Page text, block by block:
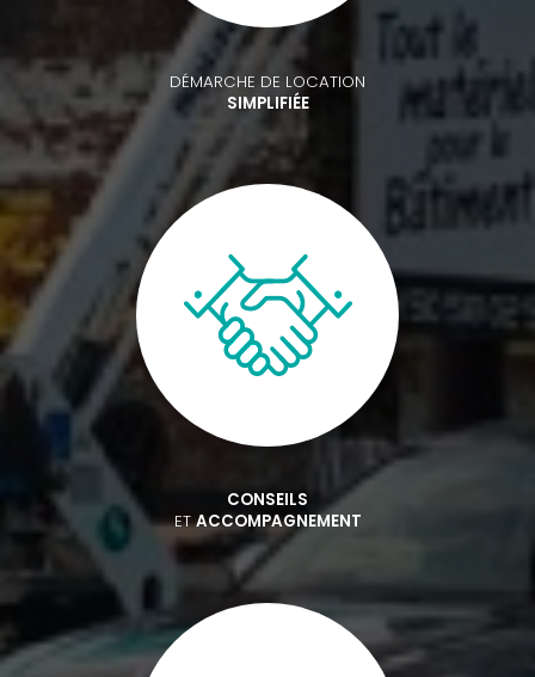
DÉMARCHE DE LOCATION
SIMPLIFIÉE
CONSEILS
ETACCOMPAGNEMENT